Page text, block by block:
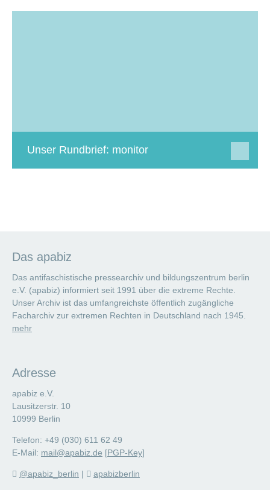
Unser Rundbrief: monitor
Das apabiz
Das antifaschistische pressearchiv und bildungszentrum berlin
e.V. (apabiz) informiert seit 1991 über die extreme Rechte.
Unser Archiv ist das umfangreichste öffentlich zugängliche
Facharchiv zur extremen Rechten in Deutschland nach 1945.
mehr
Adresse
apabiz e.V.
Lausitzerstr. 10
10999 Berlin
Telefon: +49 (030) 611 62 49
E-Mail: mail@apabiz.de [PGP-Key]
@apabiz_berlin | apabizberlin